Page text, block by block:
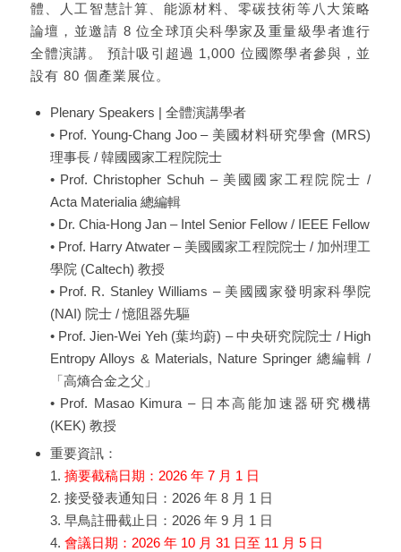
體、人工智慧計算、能源材料、零碳技術等八大策略
論壇，並邀請 8 位全球頂尖科學家及重量級學者進行
全體演講。 預計吸引超過 1,000 位國際學者參與，並
設有 80 個產業展位。
Plenary Speakers | 全體演講學者
• Prof. Young-Chang Joo – 美國材料研究學會 (MRS)
理事長 / 韓國國家工程院院士
• Prof. Christopher Schuh – 美國國家工程院院士 /
Acta Materialia 總編輯
• Dr. Chia-Hong Jan – Intel Senior Fellow / IEEE Fellow
• Prof. Harry Atwater – 美國國家工程院院士 / 加州理工
學院 (Caltech) 教授
• Prof. R. Stanley Williams – 美國國家發明家科學院
(NAI) 院士 / 憶阻器先驅
• Prof. Jien-Wei Yeh (葉均蔚) – 中央研究院院士 / High
Entropy Alloys & Materials, Nature Springer 總編輯 /
「高熵合金之父」
• Prof. Masao Kimura – 日本高能加速器研究機構
(KEK) 教授
重要資訊：
1. 摘要截稿日期：2026 年 7 月 1 日
2. 接受發表通知日：2026 年 8 月 1 日
3. 早鳥註冊截止日：2026 年 9 月 1 日
4. 會議日期：2026 年 10 月 31 日至 11 月 5 日